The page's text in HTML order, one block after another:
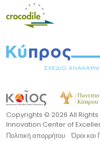
Copyrights © 2026 All
Innovation Center of
Πολιτική απορρήτου
Όροι και